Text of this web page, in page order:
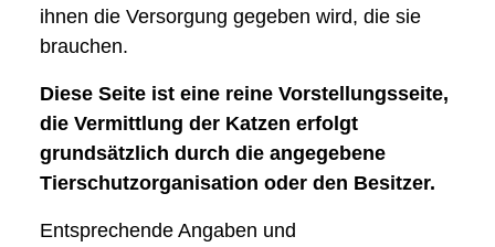
ihnen die Versorgung gegeben wird, die sie
brauchen.
Diese Seite ist eine reine Vorstellungsseite,
die Vermittlung der Katzen erfolgt
grundsätzlich durch die angegebene
Tierschutzorganisation oder den Besitzer.
Entsprechende Angaben und